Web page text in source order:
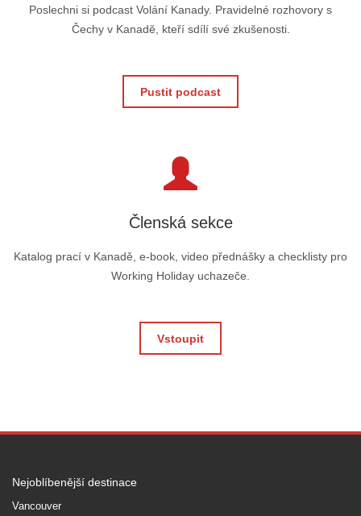
Poslechni si podcast Volání Kanady. Pravidelné rozhovory s
Čechy v Kanadě, kteří sdílí své zkušenosti.
Pustit podcast
Členská sekce
Katalog prací v Kanadě, e-book, video přednášky a checklisty pro
Working Holiday uchazeče.
Vstoupit
Nejoblíbenější destinace
Vancouver